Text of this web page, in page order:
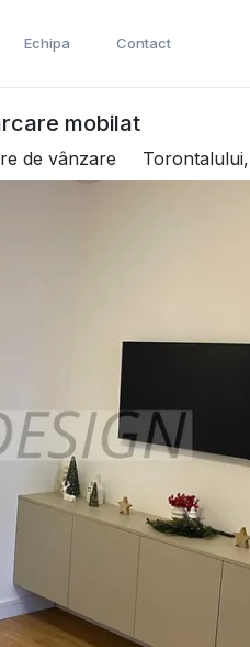
Echipa Contact
mobilat
de vânzare